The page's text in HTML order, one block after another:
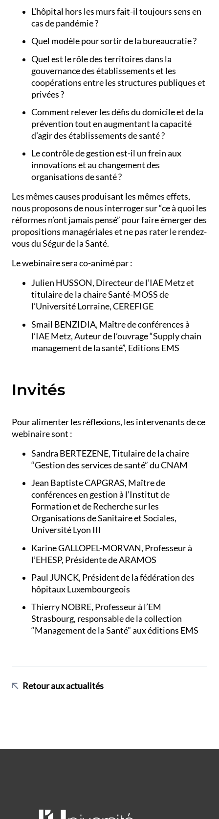
L’hôpital hors les murs fait-il toujours sens en
cas de pandémie ?
Quel modèle pour sortir de la bureaucratie ?
Quel est le rôle des territoires dans la
gouvernance des établissements et les
coopérations entre les structures publiques et
privées ?
Comment relever les défis du domicile et de la
prévention tout en augmentant la capacité
d’agir des établissements de santé ?
Le contrôle de gestion est-il un frein aux
innovations et au changement des
organisations de santé ?
Les mêmes causes produisant les mêmes effets,
nous proposons de nous interroger sur “ce à quoi les
réformes n’ont jamais pensé” pour faire émerger des
propositions managériales et ne pas rater le rendez-
vous du Ségur de la Santé.
Le webinaire sera co-animé par :
Julien HUSSON, Directeur de l’IAE Metz et
titulaire de la chaire Santé-MOSS de
l’Université Lorraine, CEREFIGE
Smail BENZIDIA, Maître de conférences à
l’IAE Metz, Auteur de l’ouvrage “Supply chain
management de la santé”, Editions EMS
Invités
Pour alimenter les réflexions, les intervenants de ce
webinaire sont :
Sandra BERTEZENE, Titulaire de la chaire
“Gestion des services de santé” du CNAM
Jean Baptiste CAPGRAS, Maître de
conférences en gestion à l’Institut de
Formation et de Recherche sur les
Organisations de Sanitaire et Sociales,
Université Lyon III
Karine GALLOPEL-MORVAN, Professeur à
l’EHESP, Présidente de ARAMOS
Paul JUNCK, Président de la fédération des
hôpitaux Luxembourgeois
Thierry NOBRE, Professeur à l’EM
Strasbourg, responsable de la collection
“Management de la Santé” aux éditions EMS
Retour aux actualités